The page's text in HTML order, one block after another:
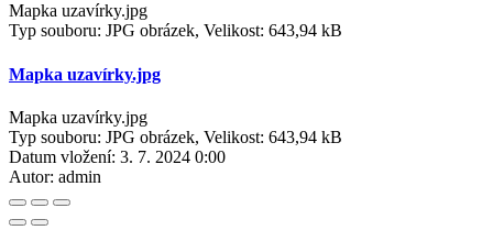
Mapka uzavírky.jpg
Typ souboru: JPG obrázek, Velikost: 643,94 kB
Mapka uzavírky.jpg
Mapka uzavírky.jpg
Typ souboru: JPG obrázek, Velikost: 643,94 kB
Datum vložení: 3. 7. 2024 0:00
Autor: admin